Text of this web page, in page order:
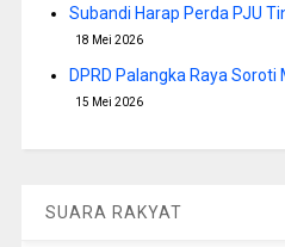
Subandi Harap Perda PJU
18 Mei 2026
DPRD Palangka Raya
15 Mei 2026
SUARA RAKYAT